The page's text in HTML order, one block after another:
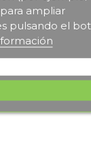
ampliar
pulsando el